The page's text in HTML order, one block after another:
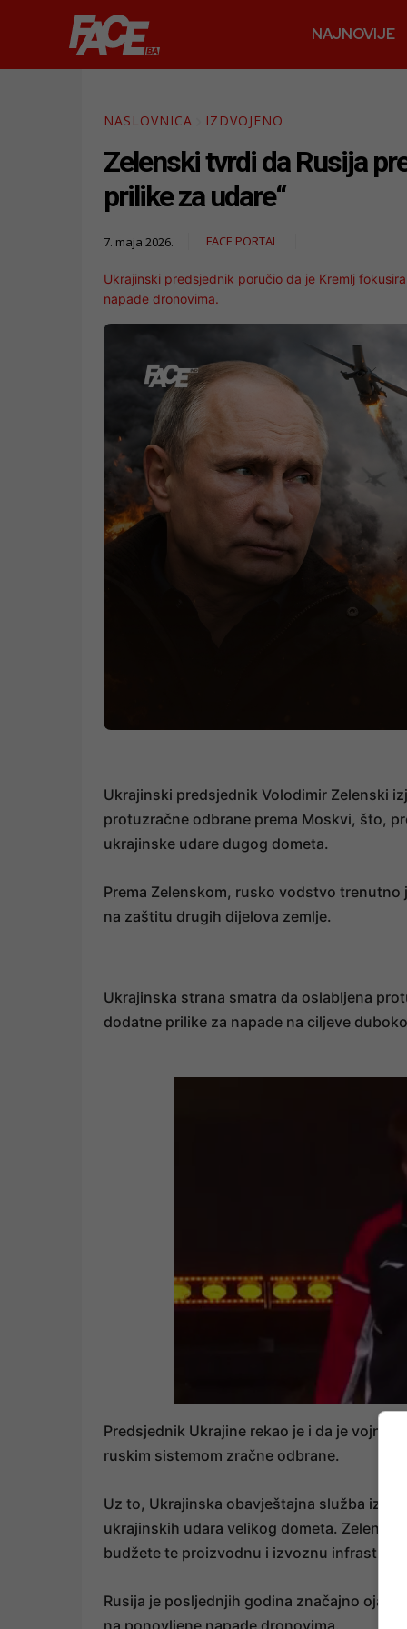
NAJNOVIJE
NASLOVNICA IZDVOJENO
Zelenski tvrdi da Rusija
prilike za udare“
7. maja 2026. FACE PORTAL
Ukrajinski predsjednik poručio da je Kremlj
napade dronovima.
Ukrajinski predsjednik Volodimir Zelenski
protuzračne odbrane prema Moskvi, što,
ukrajinske udare dugog dometa.
Prema Zelenskom, rusko vodstvo
na zaštitu drugih dijelova zemlje.
Ukrajinska strana smatra da oslabljena
dodatne prilike za napade na ciljeve
Predsjednik Ukrajine rekao je i da je vojna
ruskim sistemom zračne odbrane.
Uz to, Ukrajinska obavještajna služba
ukrajinskih udara velikog dometa.
budžete te proizvodnu i izvoznu
Rusija je posljednjih godina značajno